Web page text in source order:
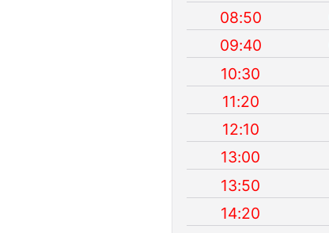
08:50
09:40
10:30
11:20
12:10
13:00
13:50
14:20